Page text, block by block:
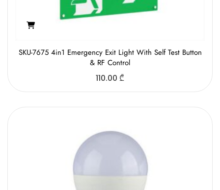
SKU-7675 4in1 Emergency Exit Light With Self Test Button
& RF Control
110.00 ₾